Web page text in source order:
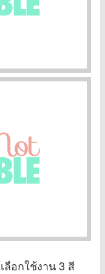
ลือกใช้งาน 3 สี